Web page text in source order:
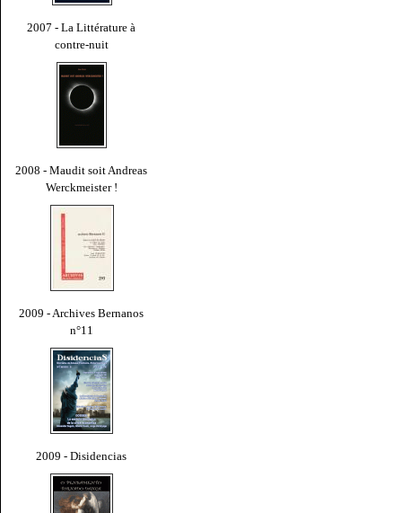
2007 - La Littérature à
contre-nuit
2008 - Maudit soit Andreas
Werckmeister !
2009 - Archives Bernanos
n°11
2009 - Disidencias